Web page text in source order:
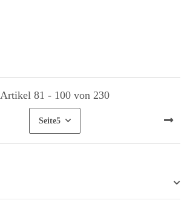
Artikel 81 - 100 von 230
Seite5